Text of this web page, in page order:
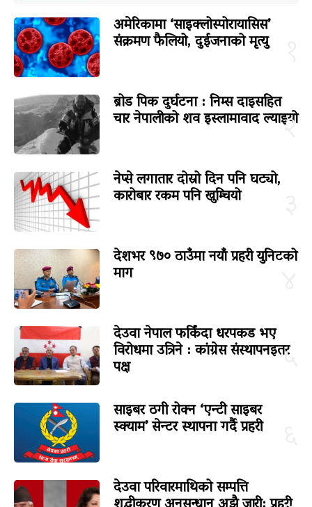
अमेरिकामा ‘साइक्लोस्पोरायासिस’
संक्रमण फैलियो, दुईजनाको मृत्यु
२
ब्रोड पिक दुर्घटना : निम्स दाइसहित
चार नेपालीको शव इस्लामावाद ल्याइयो
नेप्से लगातार दोस्रो दिन पनि घट्यो,
कारोबार रकम पनि खुम्चियो
देशभर ९७० ठाउँमा नयाँ प्रहरी युनिटको
माग
५
देउवा नेपाल फर्किंदा धरपकड भए
विरोधमा उत्रिने : कांग्रेस संस्थापनइतर
पक्ष
साइबर ठगी रोक्न ‘एन्टी साइबर
स्क्याम’ सेन्टर स्थापना गर्दै प्रहरी
देउवा परिवारमाथिको सम्पत्ति